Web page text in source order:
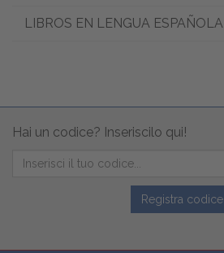
LIBROS EN LENGUA ESPAÑOLA
Hai un codice? Inseriscilo qui!
Registra codice